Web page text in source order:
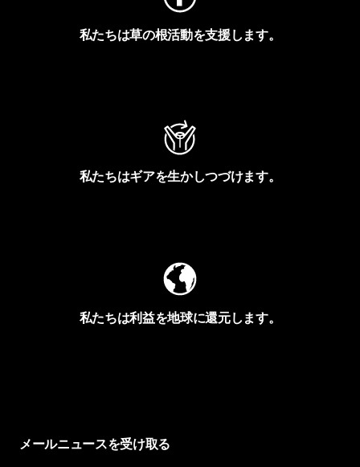
私たちは草の根活動を支援します。
私たちはギアを生かしつづけます。
私たちは利益を地球に還元します。
メールニュースを受け取る